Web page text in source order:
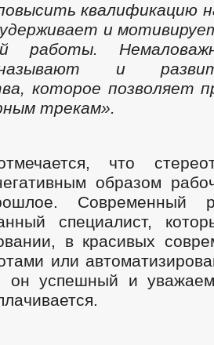
квалификацию
и
работы.
и
которое позволяет
трекам».
что
образом
Современный
специалист,
в красивых
или
он успешный и